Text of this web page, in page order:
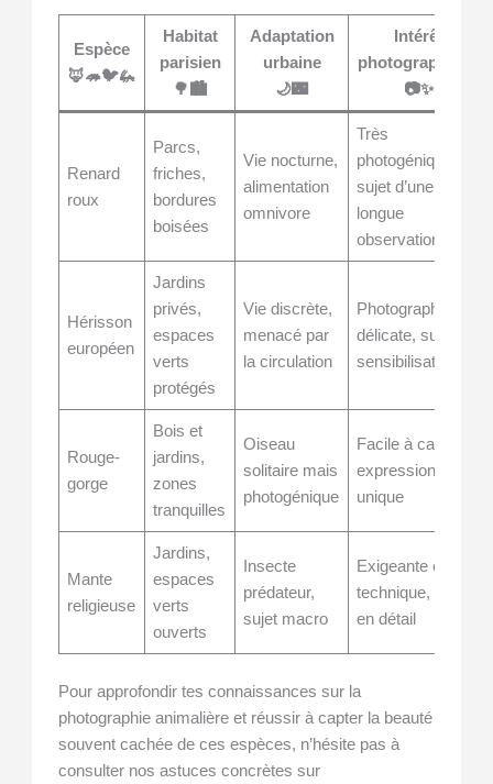
Espèce
🦊🦔🐦🦗
Habitat
parisien
🌳🏙️
Adaptation
urbaine
🌙🌃
Intérêt
photographique
📷✨
Renard
roux
Parcs,
friches,
bordures
boisées
Vie nocturne,
alimentation
omnivore
Très
photogénique,
sujet d’une
longue
observation
Hérisson
européen
Jardins
privés,
espaces
verts
protégés
Vie discrète,
menacé par
la circulation
Photographie
délicate, sujet de
sensibilisation
Rouge-
gorge
Bois et
jardins,
zones
tranquilles
Oiseau
solitaire mais
photogénique
Facile à capturer,
expression
unique
Mante
religieuse
Jardins,
espaces
verts
ouverts
Insecte
prédateur,
sujet macro
Exigeante en
technique, riche
en détail
Pour approfondir tes connaissances sur la
photographie animalière et réussir à capter la beauté
souvent cachée de ces espèces, n’hésite pas à
consulter nos astuces concrètes sur